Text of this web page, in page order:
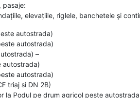
pasaje:
elevațiile, riglele, banchetele și
autostrada)
autostrada)
–
autostrada)
autostrada)
triaj si DN 2B)
la Podul pe drum agricol peste